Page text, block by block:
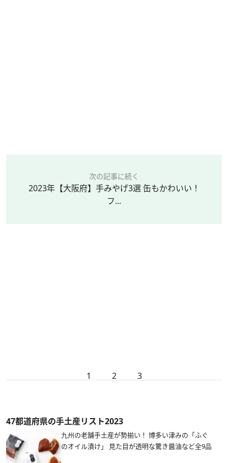
次の記事に続く
2023年【大阪府】手みやげ3選 缶もかわいい！
フ...
1 2 3
47都道府県の手土産リスト2023
九州の老舗手土産が勢揃い！ 博多い津みの「ふぐ
のオイル漬け」 見た目が透明な驚き醤油など全9品